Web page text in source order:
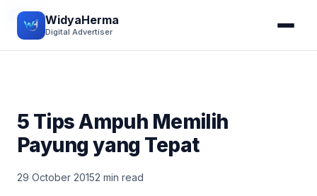
WidyaHerma
Digital Advertiser
TIPS
5 Tips Ampuh Memilih
Payung yang Tepat
29 October 20152 min read